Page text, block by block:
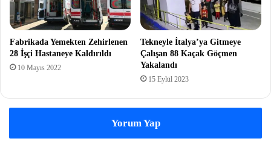
Fabrikada Yemekten Zehirlenen
28 İşçi Hastaneye Kaldırıldı
10 Mayıs 2022
Tekneyle İtalya’ya Gitmeye
Çalışan 88 Kaçak Göçmen
Yakalandı
15 Eylül 2023
Yorum Yap